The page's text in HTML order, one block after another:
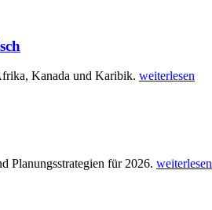
Kanada und Karibik. weiterlesen
Planungsstrategien für 2026. weiterlesen